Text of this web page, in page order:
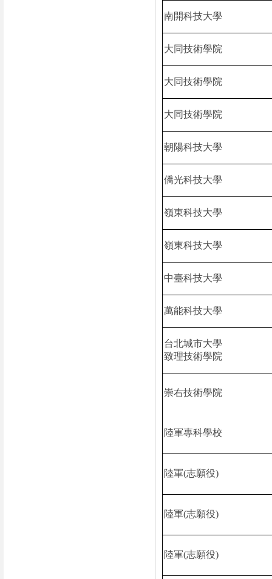
南開科技大學
大同技術學院
大同技術學院
大同技術學院
朝陽科技大學
僑光科技大學
嶺東科技大學
嶺東科技大學
中臺科技大學
萬能科技大學
台北城市大學
致理技術學院
崇右技術學院
陸軍專科學校
陸軍(志願役)
陸軍(志願役)
陸軍(志願役)